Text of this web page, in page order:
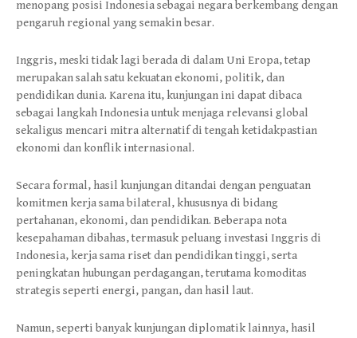
menopang posisi Indonesia sebagai negara berkembang dengan
pengaruh regional yang semakin besar.
Inggris, meski tidak lagi berada di dalam Uni Eropa, tetap
merupakan salah satu kekuatan ekonomi, politik, dan
pendidikan dunia. Karena itu, kunjungan ini dapat dibaca
sebagai langkah Indonesia untuk menjaga relevansi global
sekaligus mencari mitra alternatif di tengah ketidakpastian
ekonomi dan konflik internasional.
Secara formal, hasil kunjungan ditandai dengan penguatan
komitmen kerja sama bilateral, khususnya di bidang
pertahanan, ekonomi, dan pendidikan. Beberapa nota
kesepahaman dibahas, termasuk peluang investasi Inggris di
Indonesia, kerja sama riset dan pendidikan tinggi, serta
peningkatan hubungan perdagangan, terutama komoditas
strategis seperti energi, pangan, dan hasil laut.
Namun, seperti banyak kunjungan diplomatik lainnya, hasil